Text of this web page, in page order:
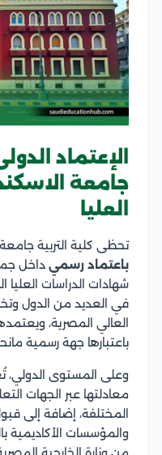
الإعتماد
جامعة
العليا
تحظى كلية التربية جامعة
باعتماد رسمي داخل
شهادات الدراسات العليا
في العديد من الدول
العالي المصرية،
باعتبارها جهة رسمية
وعلى المستوى الدولي،
معادلتها عبر الجهات
المختلفة، إضافة إلى
والمؤسسات الأكاديمية